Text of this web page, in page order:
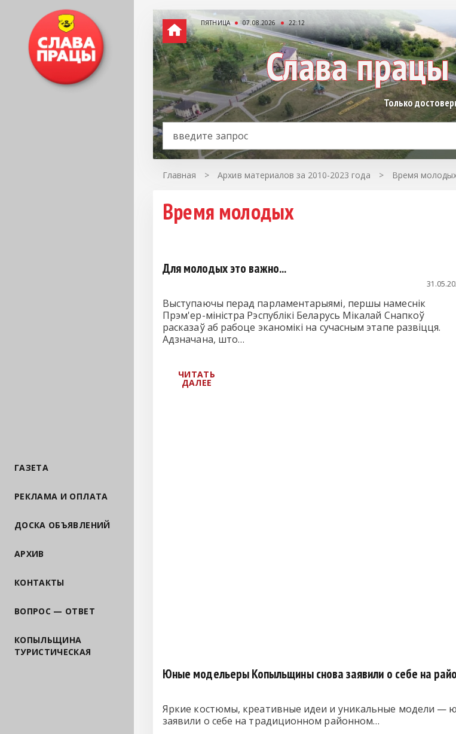
ГАЗЕТА
РЕКЛАМА И ОПЛАТА
ДОСКА ОБЪЯВЛЕНИЙ
АРХИВ
КОНТАКТЫ
ВОПРОС — ОТВЕТ
КОПЫЛЬЩИНА
ТУРИСТИЧЕСКАЯ
ПЯТНИЦА 07.08.2026 22:12
Только
Главная > Архив материалов за 2010-2023 года > Время
Время молодых
Для молодых это важно...
Выступаючы перад парламентарыямі, першы намеснік
Прэм'ер-міністра Рэспублікі Беларусь Мікалай Снапкоў
расказаў аб рабоце эканомікі на сучасным этапе развіцця.
Адзначана, што…
Юные модельеры Копыльщины снова заявили о себе на
Яркие костюмы, креативные идеи и уникальные модели
заявили о себе на традиционном районном…